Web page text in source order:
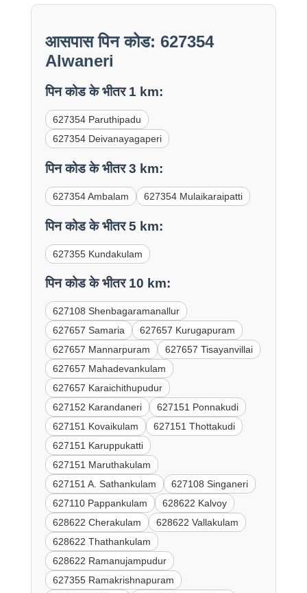
आसपास पिन कोड: 627354
Alwaneri
पिन कोड के भीतर 1 km:
627354 Paruthipadu
627354 Deivanayagaperi
पिन कोड के भीतर 3 km:
627354 Ambalam 627354 Mulaikaraipatti
पिन कोड के भीतर 5 km:
627355 Kundakulam
पिन कोड के भीतर 10 km:
627108 Shenbagaramanallur
627657 Samaria
627657 Kurugapuram
627657 Mannarpuram
627657 Tisayanvillai
627657 Mahadevankulam
627657 Karaichithupudur
627152 Karandaneri
627151 Ponnakudi
627151 Kovaikulam
627151 Thottakudi
627151 Karuppukatti
627151 Maruthakulam
627151 A. Sathankulam
627108 Singaneri
627110 Pappankulam
628622 Kalvoy
628622 Cherakulam
628622 Vallakulam
628622 Thathankulam
628622 Ramanujampudur
627355 Ramakrishnapuram